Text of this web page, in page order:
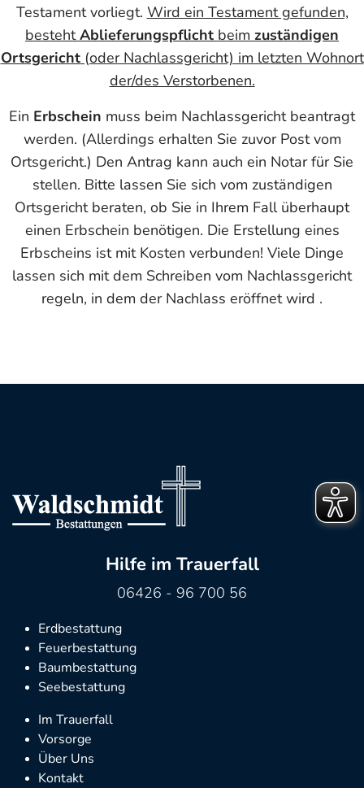
Testament vorliegt. Wird ein Testament gefunden,
bestehtAblieferungspflicht beim zuständigen
Ortsgericht(oder Nachlassgericht) im letzten Wohnort
der/des Verstorbenen.
Ein Erbschein muss beim Nachlassgericht beantragt
werden. (Allerdings erhalten Sie zuvor Post vom
Ortsgericht.) Den Antrag kann auch ein Notar für Sie
stellen. Bitte lassen Sie sich vom zuständigen
Ortsgericht beraten, ob Sie in Ihrem Fall überhaupt
einen Erbschein benötigen. Die Erstellung eines
Erbscheins ist mit Kosten verbunden! Viele Dinge
lassen sich mit dem Schreiben vom Nachlassgericht
regeln, in dem der Nachlass eröffnet wird .
Hilfe im Trauerfall
06426 - 96 700 56
Erdbestattung
Feuerbestattung
Baumbestattung
Seebestattung
Im Trauerfall
Vorsorge
Über Uns
Kontakt